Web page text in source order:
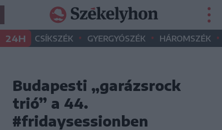
24H CSÍKSZÉK • GYERGYÓSZÉK • HÁROMSZÉK •
Budapesti „garázsrock
trió” a 44.
#fridaysessionben